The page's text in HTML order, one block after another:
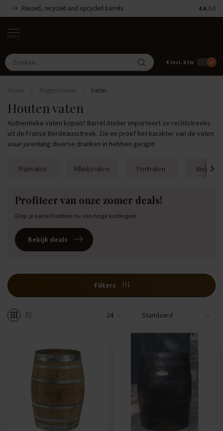
Reused, recycled and upcycled barrels 4.6 /5.0
MENU
€ Incl. btw
Home Regentonnen Vaten
Houten vaten
Authentieke vaten kopen? Barrel Atelier importeert ze rechtstreeks
uit de Franse Bordeauxstreek. Zie en proef het karakter van de vaten
waar jarenlang diverse dranken in hebben gerijpt!
Wijnvaten Whiskyvaten Portvaten
Profiteer van onze zomer deals!
Grijp je kans! Profiteer nu van hoge kortingen!
Bekijk deals
Filters